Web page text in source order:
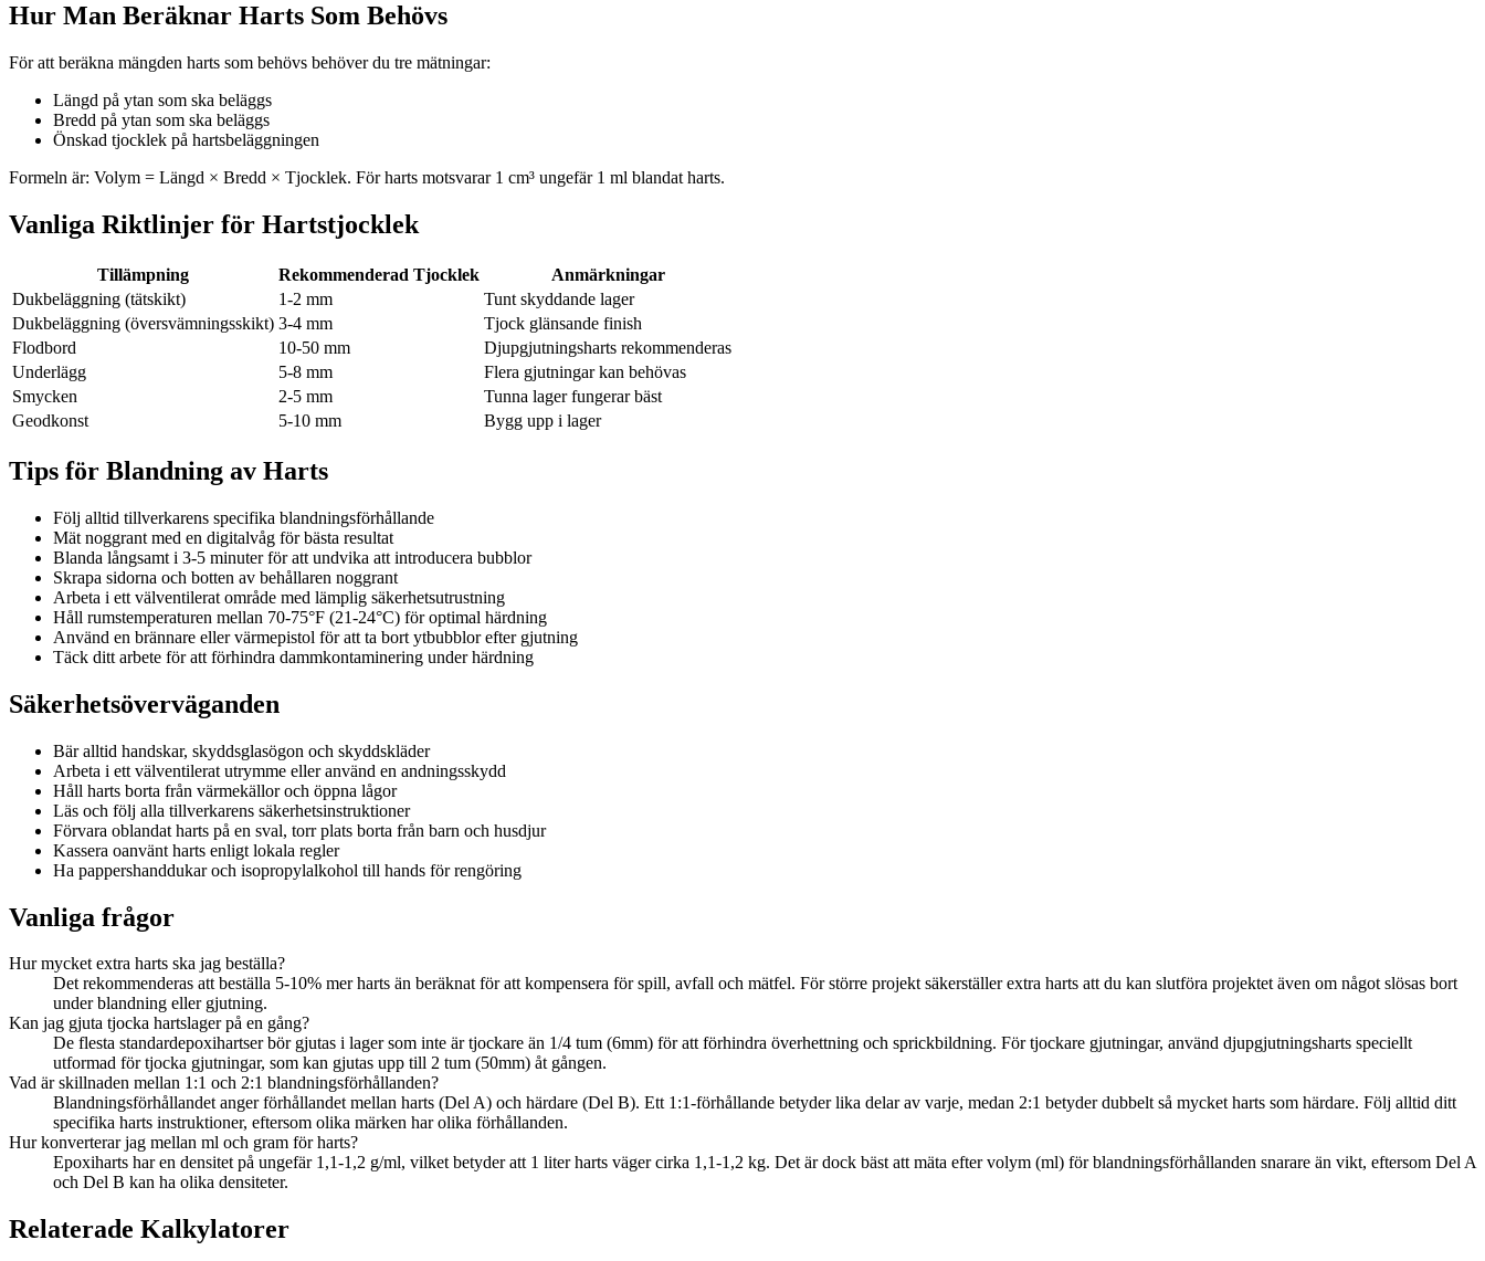
Hur Man Beräknar Harts Som Behövs
För att beräkna mängden harts som behövs behöver du tre mätningar:
Längd på ytan som ska beläggs
Bredd på ytan som ska beläggs
Önskad tjocklek på hartsbeläggningen
Formeln är: Volym = Längd × Bredd × Tjocklek. För harts motsvarar 1 cm³ ungefär 1 ml blandat harts.
Vanliga Riktlinjer för Hartstjocklek
Tillämpning Rekommenderad Tjocklek
Anmärkningar
Dukbeläggning (tätskikt)
1-2 mm
Tunt skyddande lager
Dukbeläggning (översvämningsskikt) 3-4 mm
Tjock glänsande finish
Flodbord
10-50 mm
Djupgjutningsharts rekommenderas
Underlägg
5-8 mm
Flera gjutningar kan behövas
Smycken
2-5 mm
Tunna lager fungerar bäst
Geodkonst
5-10 mm Bygg upp i lager
Tips för Blandning av Harts
Följ alltid tillverkarens specifika blandningsförhållande
Mät noggrant med en digitalvåg för bästa resultat
Blanda långsamt i 3-5 minuter för att undvika att introducera bubblor
Skrapa sidorna och botten av behållaren noggrant
Arbeta i ett välventilerat område med lämplig säkerhetsutrustning
Håll rumstemperaturen mellan 70-75°F (21-24°C) för optimal härdning
Använd en brännare eller värmepistol för att ta bort ytbubblor efter gjutning
Täck ditt arbete för att förhindra dammkontaminering under härdning
Säkerhetsöverväganden
Bär alltid handskar, skyddsglasögon och skyddskläder
Arbeta i ett välventilerat utrymme eller använd en andningsskydd
Håll harts borta från värmekällor och öppna lågor
Läs och följ alla tillverkarens säkerhetsinstruktioner
Förvara oblandat harts på en sval, torr plats borta från barn och husdjur
Kassera oanvänt harts enligt lokala regler
Ha pappershanddukar och isopropylalkohol till hands för rengöring
Vanliga frågor
Hur mycket extra harts ska jag beställa?
Det rekommenderas att beställa 5-10% mer harts än beräknat för att kompensera för spill, avfall och mätfel. För större projekt säkerställer extra harts att du kan slutföra projektet även om något slösas bort
under blandning eller gjutning.
Kan jag gjuta tjocka hartslager på en gång?
De flesta standardepoxihartser bör gjutas i lager som inte är tjockare än 1/4 tum (6mm) för att förhindra överhettning och sprickbildning. För tjockare gjutningar, använd djupgjutningsharts speciellt
utformad för tjocka gjutningar, som kan gjutas upp till 2 tum (50mm) åt gången.
Vad är skillnaden mellan 1:1 och 2:1 blandningsförhållanden?
Blandningsförhållandet anger förhållandet mellan harts (Del A) och härdare (Del B). Ett 1:1-förhållande betyder lika delar av varje, medan 2:1 betyder dubbelt så mycket harts som härdare. Följ alltid ditt
specifika harts instruktioner, eftersom olika märken har olika förhållanden.
Hur konverterar jag mellan ml och gram för harts?
Epoxiharts har en densitet på ungefär 1,1-1,2 g/ml, vilket betyder att 1 liter harts väger cirka 1,1-1,2 kg. Det är dock bäst att mäta efter volym (ml) för blandningsförhållanden snarare än vikt, eftersom Del A
och Del B kan ha olika densiteter.
Relaterade Kalkylatorer